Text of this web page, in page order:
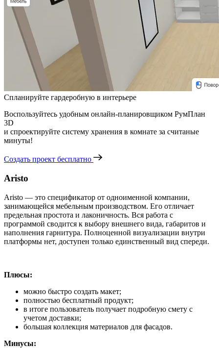
Спланируйте гардеробную в интерьере
Воспользуйтесь удобным онлайн-планировщиком РумПлан
3D
и спроектируйте систему хранения в комнате за считаные
минуты!
Создать проект бесплатно
Aristo
Aristo — это спецификатор от одноименной компании,
занимающейся мебельным производством. Его отличает
предельная простота и лаконичность. Вся работа с
программой сводится к выбору внешнего вида, габаритов и
наполнения гарнитура. Полноценной визуализации внутри
платформы нет, доступен только единственный вид спереди.
Плюсы:
можно быстро создать макет;
полностью бесплатный продукт;
в итоге пользователь получает подробную смету с
учетом доставки;
большая коллекция материалов для фасадов.
Минусы: